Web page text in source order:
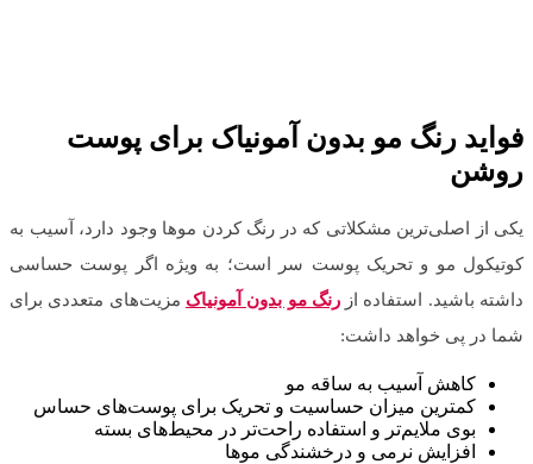
فواید رنگ مو بدون آمونیاک برای پوست
روشن
یکی از اصلی‌ترین مشکلاتی که در رنگ کردن موها وجود دارد، آسیب به
کوتیکول مو و تحریک پوست سر است؛ به ویژه اگر پوست حساسی
داشته باشید. استفاده ازرنگ مو بدون آمونیاک مزیت‌های متعددی برای
شما در پی خواهد داشت:
کاهش آسیب به ساقه مو
کمترین میزان حساسیت و تحریک برای پوست‌های حساس
بوی ملایم‌تر و استفاده راحت‌تر در محیط‌های بسته
افزایش نرمی و درخشندگی موها